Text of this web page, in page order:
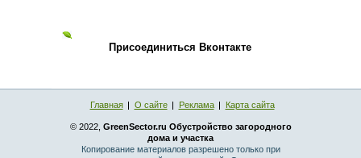
Присоединиться Вконтакте
Главная О сайте Реклама Карта сайта
© 2022, GreenSector.ru Обустройство загородного
дома и участка
Копирование материалов разрешено только при